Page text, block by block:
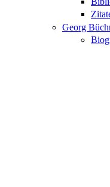
Georg